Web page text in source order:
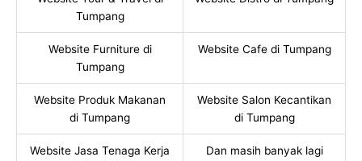
Tumpang
Website Furniture di
Tumpang
Website Cafe di Tumpang
Website Produk Makanan
di Tumpang
Website Salon Kecantikan
di Tumpang
Website Jasa Tenaga Kerja
Dan masih banyak lagi